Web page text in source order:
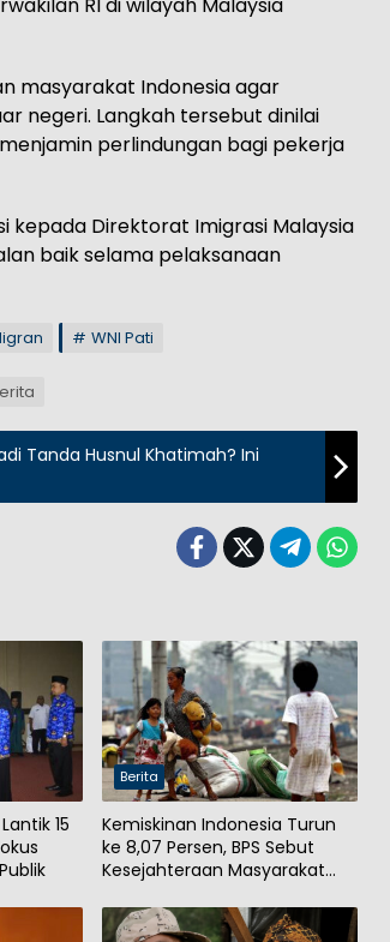
RI di wilayah Malaysia
masyarakat Indonesia agar
negeri. Langkah tersebut dinilai
perlindungan bagi pekerja
kepada Direktorat Imigrasi Malaysia
baik selama pelaksanaan
WNI Pati
Tanda Husnul Khatimah? Ini
15
Berita
Kemiskinan Indonesia Turun
ke 8,07 Persen, BPS Sebut
Kesejahteraan Masyarakat